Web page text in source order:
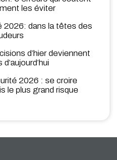
les éviter
2026: dans la têtes des
d’hier deviennent
2026 : se croire
le plus grand risque